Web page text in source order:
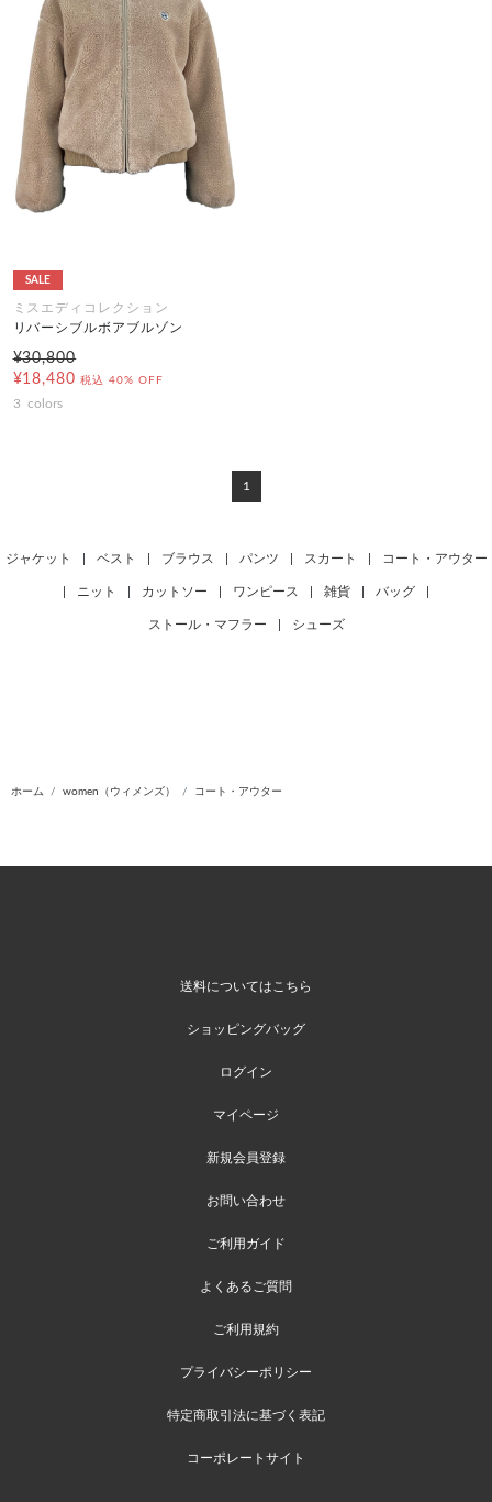
SALE
ミスエディコレクション
リバーシブルボアブルゾン
¥30,800
¥18,480 税込 40% OFF
3 colors
1
ジャケット ベスト ブラウス パンツ スカート コート・アウター
ニット カットソー ワンピース 雑貨 バッグ
ストール・マフラー シューズ
ホーム women（ウィメンズ） コート・アウター
送料についてはこちら
ショッピングバッグ
ログイン
マイページ
新規会員登録
お問い合わせ
ご利用ガイド
よくあるご質問
ご利用規約
プライバシーポリシー
特定商取引法に基づく表記
コーポレートサイト